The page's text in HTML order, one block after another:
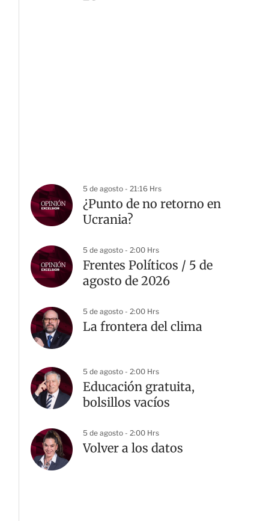
5 de agosto - 21:16 Hrs
¿Punto de no retorno en
Ucrania?
5 de agosto - 2:00 Hrs
Frentes Políticos / 5 de
agosto de 2026
5 de agosto - 2:00 Hrs
La frontera del clima
5 de agosto - 2:00 Hrs
Educación gratuita,
bolsillos vacíos
5 de agosto - 2:00 Hrs
Volver a los datos